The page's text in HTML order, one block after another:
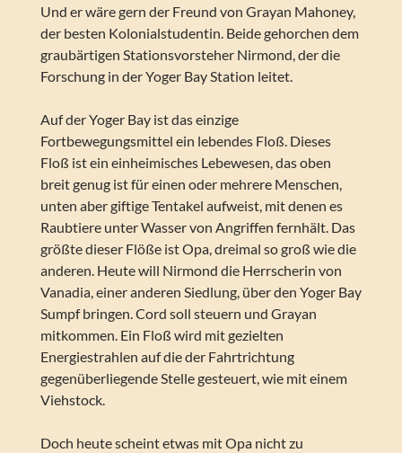
Und er wäre gern der Freund von Grayan Mahoney,
der besten Kolonialstudentin. Beide gehorchen dem
graubärtigen Stationsvorsteher Nirmond, der die
Forschung in der Yoger Bay Station leitet.
Auf der Yoger Bay ist das einzige
Fortbewegungsmittel ein lebendes Floß. Dieses
Floß ist ein einheimisches Lebewesen, das oben
breit genug ist für einen oder mehrere Menschen,
unten aber giftige Tentakel aufweist, mit denen es
Raubtiere unter Wasser von Angriffen fernhält. Das
größte dieser Flöße ist Opa, dreimal so groß wie die
anderen. Heute will Nirmond die Herrscherin von
Vanadia, einer anderen Siedlung, über den Yoger Bay
Sumpf bringen. Cord soll steuern und Grayan
mitkommen. Ein Floß wird mit gezielten
Energiestrahlen auf die der Fahrtrichtung
gegenüberliegende Stelle gesteuert, wie mit einem
Viehstock.
Doch heute scheint etwas mit Opa nicht zu